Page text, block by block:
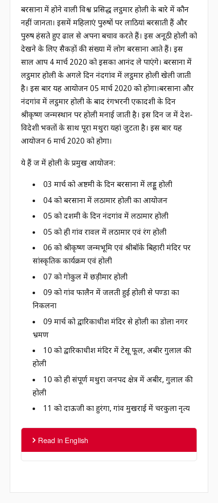
बरसाना में होने वाली विश्व प्रसिद्ध लट्ठमार होली के बारे में कौन
नहीं जानता। इसमें महिलाएं पुरुषों पर लाठियां बरसाती हैं और
पुरुष हंसते हुए ढाल से अपना बचाव करते हैं। इस अनूठी होली को
देखने के लिए सैकड़ों की संख्या में लोग बरसाना आते हैं। इस
साल आप 4 मार्च 2020 को इसका आनंद ले पाएंगे। बरसाना में
लट्ठमार होली के अगले दिन नंदगांव में लट्ठमार होली खेली जाती
है। इस बार यह आयोजन 05 मार्च 2020 को होगा।बरसाना और
नंदगांव में लट्ठमार होली के बाद रंगभरनी एकादशी के दिन
श्रीकृष्ण जन्मस्थान पर होली मनाई जाती है। इस दिन ब्रज में देश-
विदेशी भक्तों के साथ पूरा मथुरा यहां जुटता है। इस बार यह
आयोजन 6 मार्च 2020 को होगा।
ये हैं ब्रज में होली के प्रमुख आयोजन:
03 मार्च को अष्टमी के दिन बरसाना में लड्डू होली
04 को बरसाना में लठामार होली का आयोजन
05 को दशमी के दिन नंदगांव में लठामार होली
05 को ही गांव रावल में लठामार एवं रंग होली
06 को श्रीकृष्ण जन्मभूमि एवं श्रीबॉके बिहारी मंदिर पर
सांस्कृतिक कार्यक्रम एवं होली
07 को गोकुल में छड़ीमार होली
09 को गांव फालैन में जलती हुई होली से पण्डा का
निकलना
09 मार्च को द्वारिकाधीश मंदिर से होली का डोला नगर
भ्रमण
10 को द्वारिकाधीश मंदिर में टेसू फूल, अबीर गुलाल की
होली
10 को ही संपूर्ण मथुरा जनपद क्षेत्र में अबीर, गुलाल की
होली
11 को दाऊजी का हुरंगा, गांव मुखराई में चरकुला नृत्य
Read in English